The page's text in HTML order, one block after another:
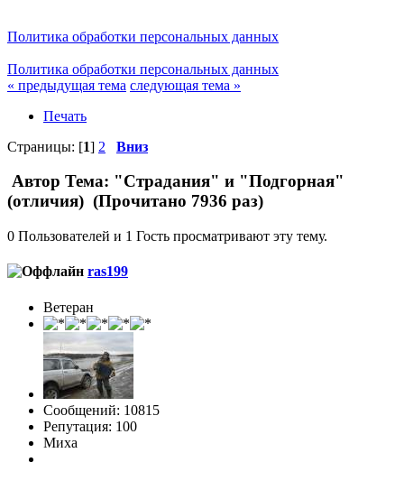
Политика обработки персональных данных
Политика обработки персональных данных
« предыдущая тема следующая тема »
Печать
Страницы: [1] 2 Вниз
Автор Тема: "Страдания" и "Подгорная"
(отличия) (Прочитано 7936 раз)
0 Пользователей и 1 Гость просматривают эту тему.
ras199
Ветеран
Сообщений: 10815
Репутация: 100
Миха